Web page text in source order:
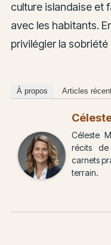
culture islandaise et
avec les habitants.
privilégier la
À propos Articles
Céleste
récits de
carnets
terrain.